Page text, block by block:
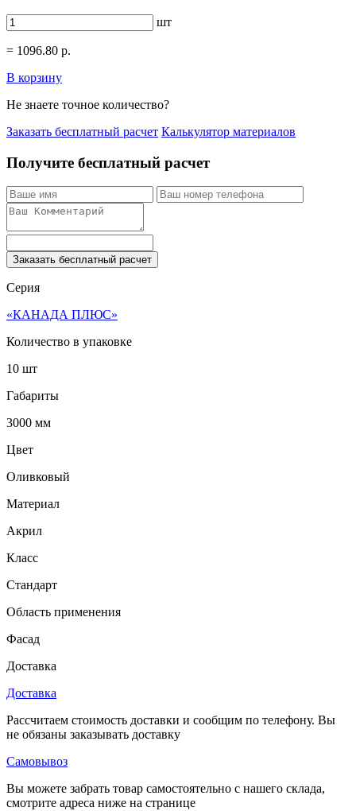
шт
= 1096.80 р.
В корзину
Не знаете точное количество?
Заказать бесплатный расчет Калькулятор материалов
Получите бесплатный расчет
Заказать бесплатный расчет
Серия
«КАНАДА ПЛЮС»
Количество в упаковке
10 шт
Габариты
3000 мм
Цвет
Оливковый
Материал
Акрил
Класс
Стандарт
Область применения
Фасад
Доставка
Доставка
Рассчитаем стоимость доставки и сообщим по телефону. Вы
не обязаны заказывать доставку
Самовывоз
Вы можете забрать товар самостоятельно с нашего склада,
смотрите адреса ниже на странице